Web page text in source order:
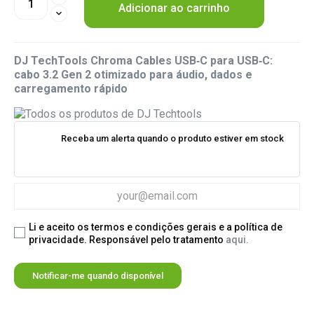
Adicionar ao carrinho
DJ TechTools Chroma Cables USB‑C para USB‑C:
cabo 3.2 Gen 2 otimizado para áudio, dados e
carregamento rápido
Receba um alerta quando o produto estiver em stock
Li e aceito os termos e condições gerais e a política de
privacidade. Responsável pelo tratamento aqui.
Notificar-me quando disponível